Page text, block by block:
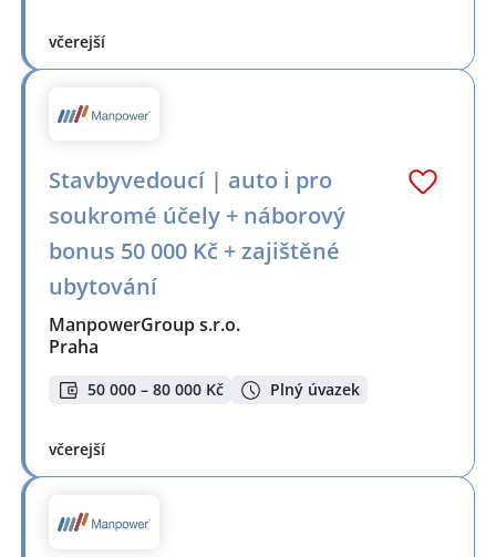
včerejší
Stavbyvedoucí | auto i pro
soukromé účely + náborový
bonus 50 000 Kč + zajištěné
ubytování
ManpowerGroup s.r.o.
Praha
50 000 – 80 000 Kč Plný úvazek
včerejší